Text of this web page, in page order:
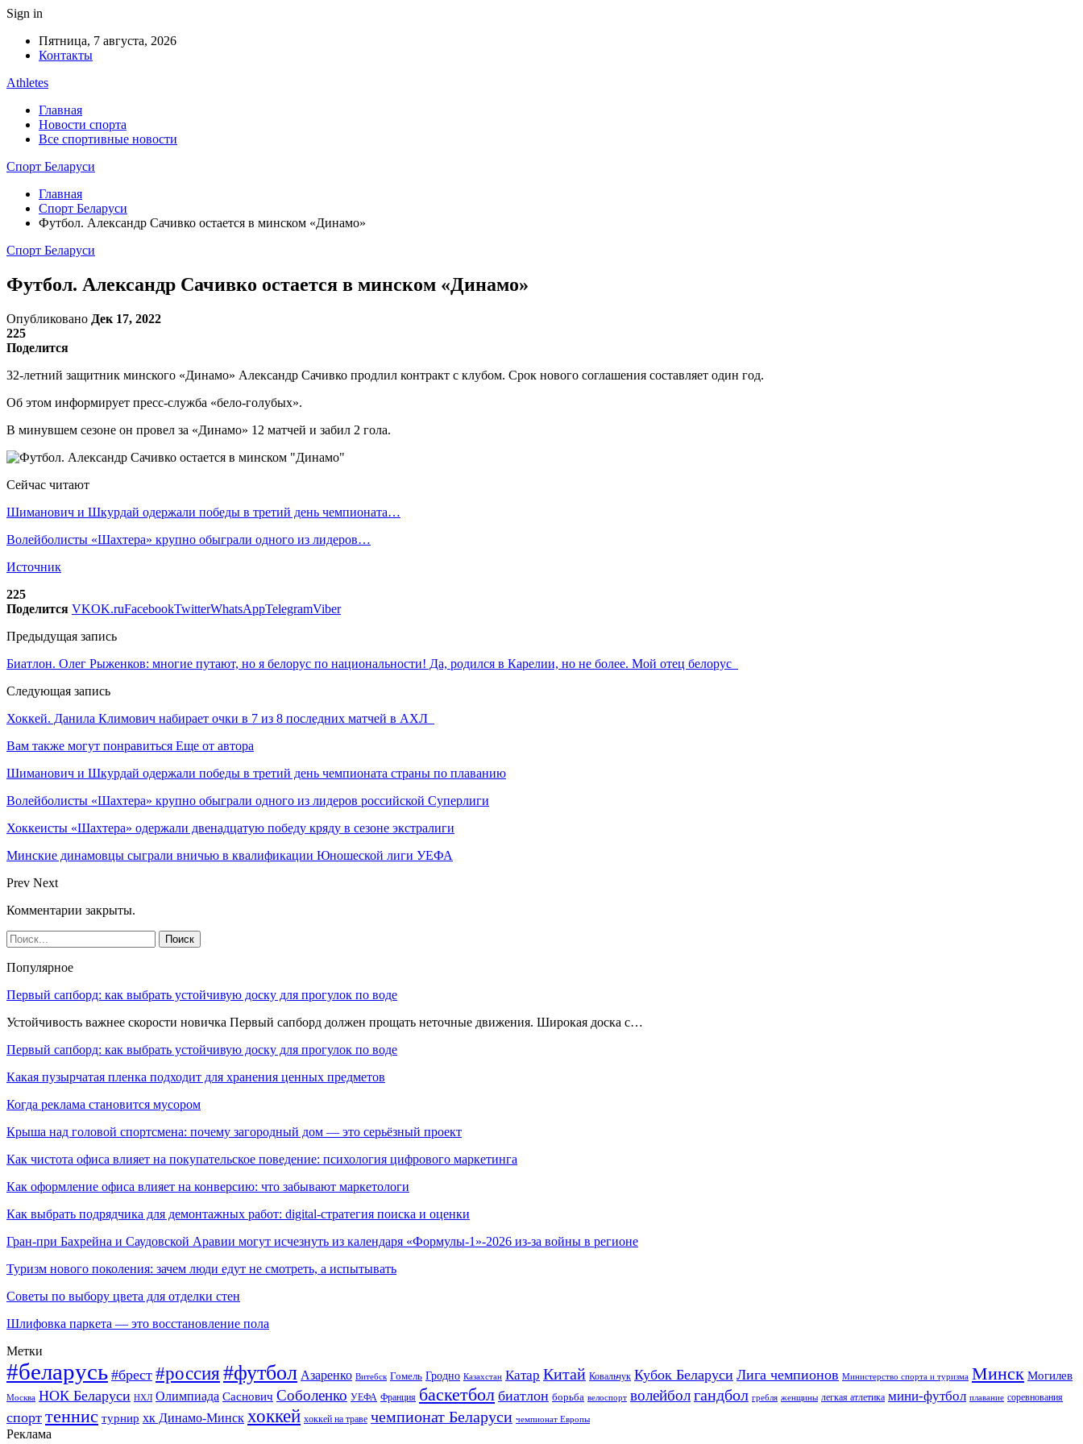
Sign in
Пятница, 7 августа, 2026
Контакты
Athletes
Главная
Новости спорта
Все спортивные новости
Спорт Беларуси
Главная
Спорт Беларуси
Футбол. Александр Сачивко остается в минском «Динамо»
Спорт Беларуси
Футбол. Александр Сачивко остается в минском «Динамо»
Опубликовано Дек 17, 2022
225
Поделится
32-летний защитник минского «Динамо» Александр Сачивко продлил контракт с клубом. Срок нового соглашения составляет один год.
Об этом информирует пресс-служба «бело-голубых».
В минувшем сезоне он провел за «Динамо» 12 матчей и забил 2 гола.
Сейчас читают
Шиманович и Шкурдай одержали победы в третий день чемпионата…
Волейболисты «Шахтера» крупно обыграли одного из лидеров…
Источник
225
Поделится VKOK.ruFacebookTwitterWhatsAppTelegramViber
Предыдущая запись
Биатлон. Олег Рыженков: многие путают, но я белорус по национальности! Да, родился в Карелии, но не более. Мой отец белорус
Следующая запись
Хоккей. Данила Климович набирает очки в 7 из 8 последних матчей в АХЛ
Вам также могут понравиться Еще от автора
Шиманович и Шкурдай одержали победы в третий день чемпионата страны по плаванию
Волейболисты «Шахтера» крупно обыграли одного из лидеров российской Суперлиги
Хоккеисты «Шахтера» одержали двенадцатую победу кряду в сезоне экстралиги
Минские динамовцы сыграли вничью в квалификации Юношеской лиги УЕФА
Prev Next
Комментарии закрыты.
Популярное
Первый сапборд: как выбрать устойчивую доску для прогулок по воде
Устойчивость важнее скорости новичка Первый сапборд должен прощать неточные движения. Широкая доска с…
Первый сапборд: как выбрать устойчивую доску для прогулок по воде
Какая пузырчатая пленка подходит для хранения ценных предметов
Когда реклама становится мусором
Крыша над головой спортсмена: почему загородный дом — это серьёзный проект
Как чистота офиса влияет на покупательское поведение: психология цифрового маркетинга
Как оформление офиса влияет на конверсию: что забывают маркетологи
Как выбрать подрядчика для демонтажных работ: digital-стратегия поиска и оценки
Гран-при Бахрейна и Саудовской Аравии могут исчезнуть из календаря «Формулы-1»-2026 из-за войны в регионе
Туризм нового поколения: зачем люди едут не смотреть, а испытывать
Советы по выбору цвета для отделки стен
Шлифовка паркета — это восстановление пола
Метки
#беларусь #брест #россия#футбол Азаренко Витебск Гомель Гродно Казахстан Катар Китай Ковальчук Кубок Беларуси Лига чемпионов Министерство спорта и туризма Минск Могилев
Москва НОК Беларуси НХЛ Олимпиада Саснович Соболенко УЕФА Франция баскетбол биатлон борьба велоспорт волейболгандбол гребля женщины легкая атлетика мини-футбол плавание соревнования
спорт теннис турнир хк Динамо-Минск хоккей хоккей на траве чемпионат Беларуси чемпионат Европы
Реклама